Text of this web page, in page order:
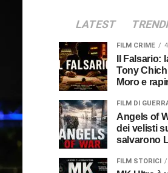
LATEST
FILM CRIME
Tony
Moro e
FILM DI
Angels of War: la vera storia
dei velisti
salvarono
FILM STORICI